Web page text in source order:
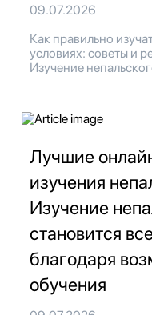
09.07.2026
Как правильно
условиях: советы и
Изучение
Лучшие
изучения
Изучение
становится
благодаря
обучения